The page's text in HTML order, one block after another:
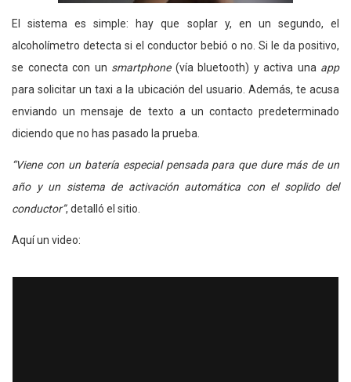
El sistema es simple: hay que soplar y, en un segundo, el
alcoholímetro detecta si el conductor bebió o no. Si le da positivo,
se conecta con un smartphone(vía bluetooth) y activa una app
para solicitar un taxi a la ubicación del usuario. Además, te acusa
enviando un mensaje de texto a un contacto predeterminado
diciendo que no has pasado la prueba.
“Viene con un batería especial pensada para que dure más de un
año y un sistema de activación automática con el soplido del
conductor”, detalló el sitio.
Aquí un video: